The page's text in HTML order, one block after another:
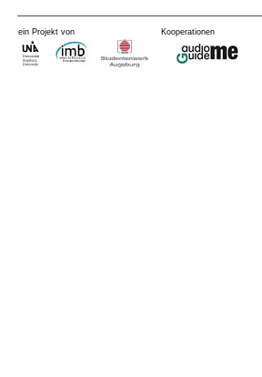
ein Projekt von Kooperationen